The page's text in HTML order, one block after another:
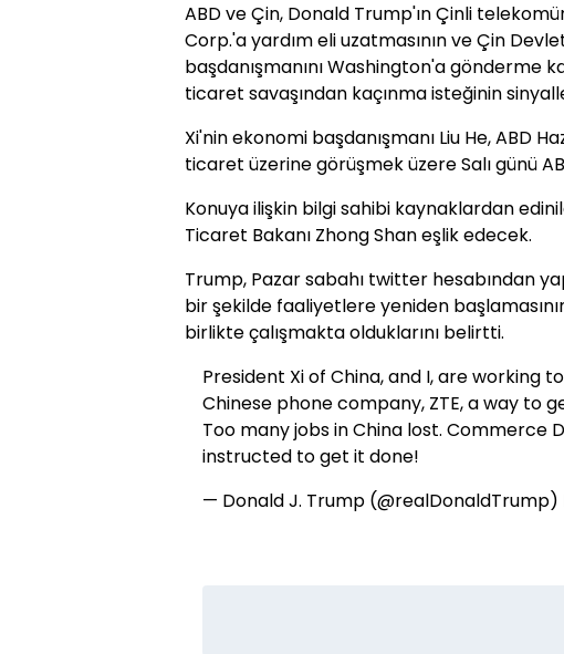
ABD ve Çin, Donald Trump'ın Çinli
Corp.'a yardım eli uzatmasının ve Çin
başdanışmanını Washington'a gönderme
ticaret savaşından kaçınma isteğinin
Xi'nin ekonomi başdanışmanı Liu He, ABD
ticaret üzerine görüşmek üzere Salı günü
Konuya ilişkin bilgi sahibi kaynaklardan
Ticaret Bakanı Zhong Shan eşlik edecek.
Trump, Pazar sabahı twitter hesabından
bir şekilde faaliyetlere yeniden
birlikte çalışmakta olduklarını belirtti.
President Xi of China, and I, are working
Chinese phone company, ZTE, a way to
Too many jobs in China lost. Commerce
instructed to get it done!
— Donald J. Trump (@realDonaldTrump)